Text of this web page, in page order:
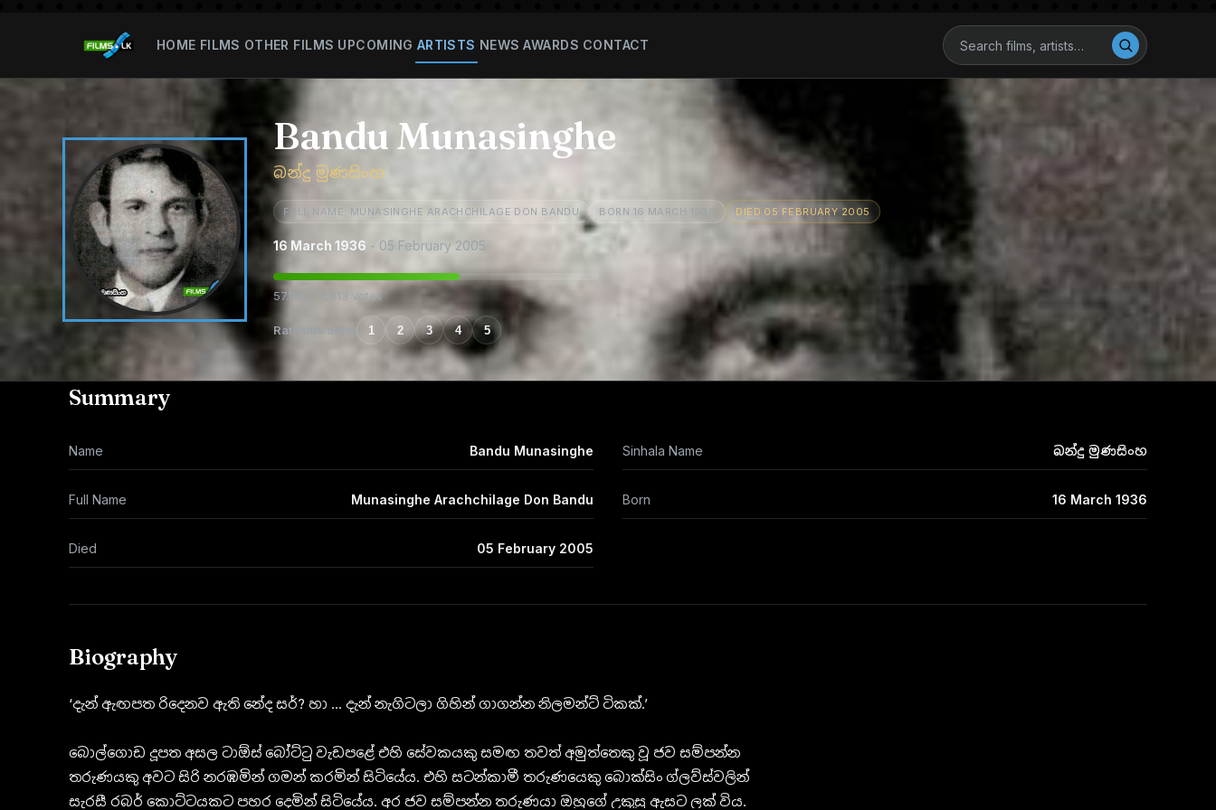
HOME FILMS OTHER FILMS UPCOMING ARTISTS NEWS AWARDS CONTACT
Bandu Munasinghe
බන්දු මුණසිංහ
FULL NAME: MUNASINGHE ARACHCHILAGE DON BANDU BORN 16 MARCH 1936 DIED 05 FEBRUARY 2005
16 March 1936 - 05 February 2005
57.16% · 1,813 votes
Rate this artist 1 2 3 4 5
Summary
Name Bandu Munasinghe Sinhala Name බන්දු මුණසිංහ
Full Name Munasinghe Arachchilage Don Bandu Born 16 March 1936
Died 05 February 2005
Biography
‘දැන් ඇඟපත රිදෙනව ඇති නේද සර්? හා ... දැන් නැගිටලා ගිහින් ගාගන්න නිලමන්ට් ටිකක්.’
බොල්ගොඩ දූපත අසල ටාඕස් බෝ්ට්ටු වැඩපළේ එහි සේවකයකු සමඟ තවත් අමුත්තෙකු වූ ජව සම්පන්න
තරුණයකු අවට සිරි නරඹමින් ගමන් කරමින් සිටියේය. එහි සටන්කාමී තරුණයෙකු බොක්සිං ග්ලව්ස්වලින්
සැරසී රබර් කොට්ටයකට පහර දෙමින් සිටියේය. අර ජව සම්පන්න තරුණයා ඔහුගේ උකුසු ඇසට ලක් විය.